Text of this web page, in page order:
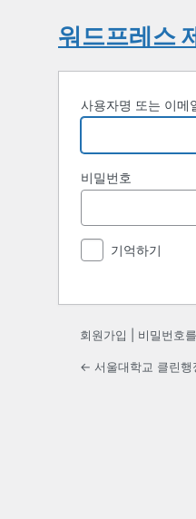
워드프레스
사용자명 또는 이메
비밀번호
기억하기
회원가입 비밀번호
← 서울대학교 클린행